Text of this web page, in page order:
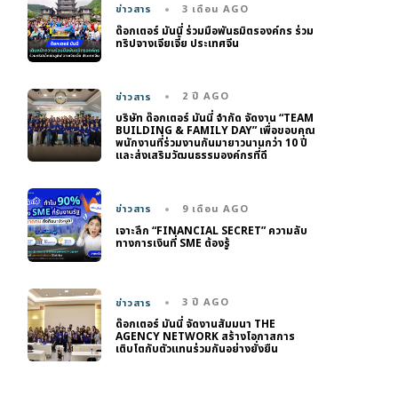
ข่าวสาร 3 เดือน AGO
ด๊อกเตอร์ มันนี่ ร่วมมือพันธมิตรองค์กร ร่วม
ทริปจางเจียเจี้ย ประเทศจีน
ข่าวสาร 2 ปี AGO
บริษัท ด๊อกเตอร์ มันนี่ จำกัด จัดงาน “TEAM
BUILDING & FAMILY DAY” เพื่อขอบคุณ
พนักงานที่ร่วมงานกันมายาวนานกว่า 10 ปี
และส่งเสริมวัฒนธรรมองค์กรที่ดี
ข่าวสาร 9 เดือน AGO
เจาะลึก “FINANCIAL SECRET” ความลับ
ทางการเงินที่ SME ต้องรู้
ข่าวสาร 3 ปี AGO
ด๊อกเตอร์ มันนี่ จัดงานสัมมนา THE
AGENCY NETWORK สร้างโอกาสการ
เติบโตกับตัวแทนร่วมกันอย่างยั่งยืน